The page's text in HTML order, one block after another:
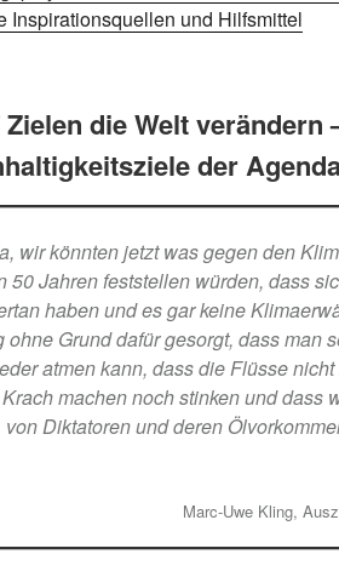
Inspirationsquellen und Hilfsmittel
Zielen die Welt verändern
der
wir könnten jetzt was gegen den
50 Jahren feststellen würden, dass
haben und es gar keine
ohne Grund dafür gesorgt, dass man
atmen kann, dass die Flüsse
machen noch stinken und dass
von Diktatoren und deren
Marc-Uwe Kling,